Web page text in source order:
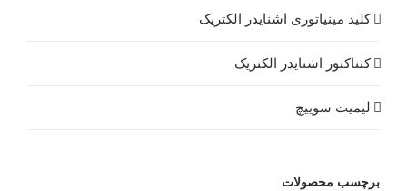
کلید مينياتوری اشنایدر الکتریک
کنتاکتور اشنایدر الکتریک
لیمیت سوییچ
برچسب محصولات